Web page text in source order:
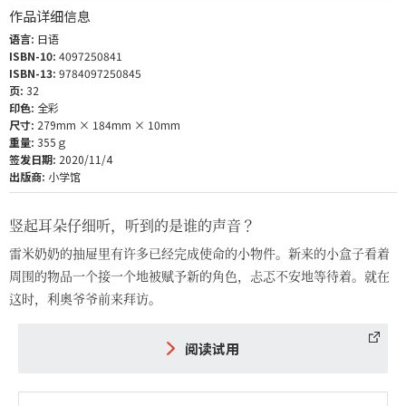
作品详细信息
语言: 日语
ISBN-10: 4097250841
ISBN-13: 9784097250845
页: 32
印色: 全彩
尺寸: 279mm × 184mm × 10mm
重量: 355ｇ
签发日期: 2020/11/4
出版商: 小学馆
竖起耳朵仔细听，听到的是谁的声音？
雷米奶奶的抽屉里有许多已经完成使命的小物件。新来的小盒子看着
周围的物品一个接一个地被赋予新的角色，忐忑不安地等待着。就在
这时，利奥爷爷前来拜访。
阅读试用